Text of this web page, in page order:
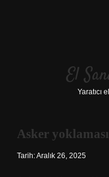
El
Yaratıcı
Asker
Tarih: Aralık 26, 2025